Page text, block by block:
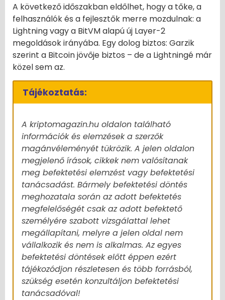
A következő időszakban eldőlhet, hogy a tőke, a
felhasználók és a fejlesztők merre mozdulnak: a
Lightning vagy a BitVM alapú új Layer-2
megoldások irányába. Egy dolog biztos: Garzik
szerint a Bitcoin jövője biztos – de a Lightningé már
közel sem az.
Tájékoztatás:
A kriptomagazin.hu oldalon található
információk és elemzések a szerzők
magánvéleményét tükrözik. A jelen oldalon
megjelenő írások, cikkek nem valósítanak
meg befektetési elemzést vagy befektetési
tanácsadást. Bármely befektetési döntés
meghozatala során az adott befektetés
megfelelőségét csak az adott befektető
személyére szabott vizsgálattal lehet
megállapítani, melyre a jelen oldal nem
vállalkozik és nem is alkalmas. Az egyes
befektetési döntések előtt éppen ezért
tájékozódjon részletesen és több forrásból,
szükség esetén konzultáljon befektetési
tanácsadóval!